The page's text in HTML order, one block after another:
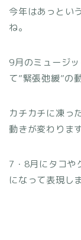
今年はあっとい
ね。
9月のミュージ
て”緊張弛緩”の
カチカチに凍っ
動きが変わります
7 ・ 8月にタコや
になって表現し